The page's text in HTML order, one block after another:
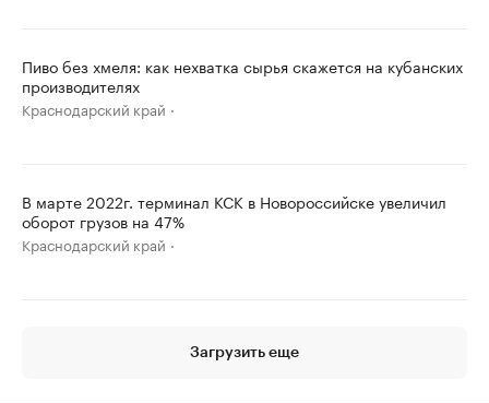
Пиво без хмеля: как нехватка сырья скажется на кубанских
производителях
Краснодарский край
В марте 2022г. терминал КСК в Новороссийске увеличил
оборот грузов на 47%
Краснодарский край
Загрузить еще